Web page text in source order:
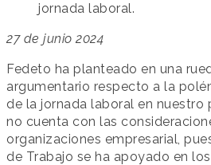
jornada laboral.
27 de junio 2024
Fedeto ha planteado en una
argumentario respecto a la
de la jornada laboral en nuestro
no cuenta con las
organizaciones empresarial,
de Trabajo se ha apoyado en